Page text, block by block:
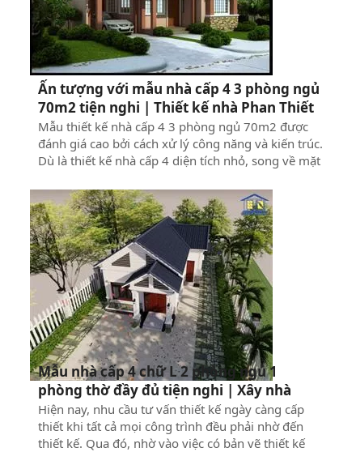
Ấn tượng với mẫu nhà cấp 4 3 phòng ngủ
70m2 tiện nghi | Thiết kế nhà Phan Thiết
Mẫu thiết kế nhà cấp 4 3 phòng ngủ 70m2 được
đánh giá cao bởi cách xử lý công năng và kiến trúc.
Dù là thiết kế nhà cấp 4 diện tích nhỏ, song về mặt
những ngôi nhà 2 tầng. Chính vì thế, đây là một
trong những mẫu thiết kế rất được lòng các gia
chủ ở vùng ngoại ô với chi phí xây dựng hợp lý mà
lại tận dụng được tối đa công năng sử dụng. Mời
bạn cùng Xây Dựng Thuận Nguyên tham khảo
mẫu nhà đó sau đây.
Mẫu nhà cấp 4 chữ L 2 phòng ngủ 1
phòng thờ đầy đủ tiện nghi | Xây nhà
Phan Thiết
Hiện nay, nhu cầu tư vấn thiết kế ngày càng cấp
thiết khi tất cả mọi công trình đều phải nhờ đến
thiết kế. Qua đó, nhờ vào việc có bản vẽ thiết kế